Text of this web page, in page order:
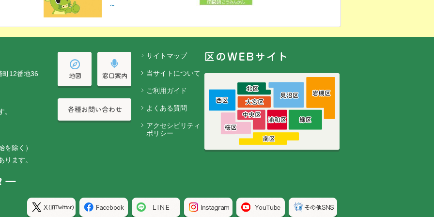
～
町12番地36
除く）
ます。
サイトマップ
当サイトについて
ご利用ガイド
よくある質問
アクセシビリティ
ポリシー